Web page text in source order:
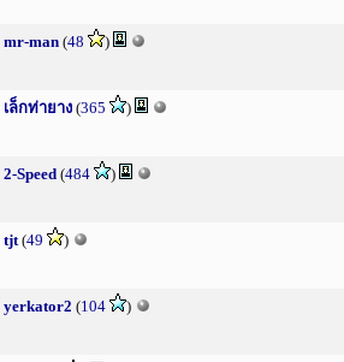
mr-man (48 )
เล็กท่ายาง (365 )
2-Speed (484 )
tjt(49 )
yerkator2 (104 )